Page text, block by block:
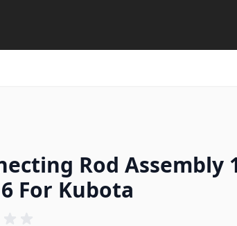
Rod Assembly
For Kubota